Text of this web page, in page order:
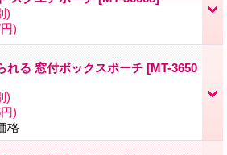
)
)
れる 窓付ボックスポーチ [MT-3650
)
)
格